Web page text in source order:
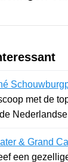
met de
& Grand
een